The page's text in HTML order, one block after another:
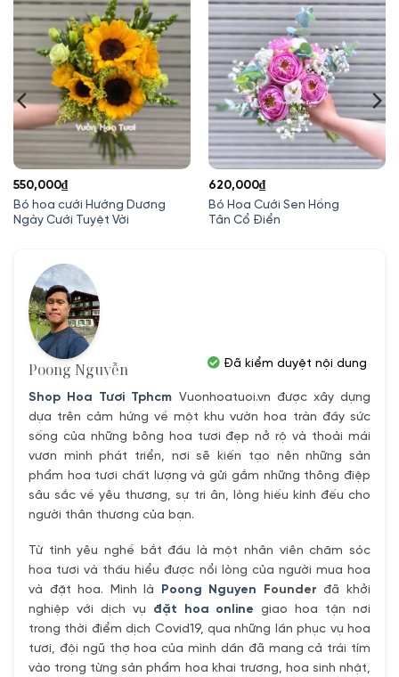
Bó hoa cưới Hướng Dương
Ngày Cưới Tuyệt Vời
550,000₫
Bó Hoa Cưới Sen Hồng
Tân Cổ Điển
620,000₫
Poong Nguyễn
Shop Hoa Tươi Tphcm Vuonhoatuoi.vn được xây dựng
dựa trên cảm hứng về một khu vườn hoa tràn đầy sức
sống của những bông hoa tươi đẹp nở rộ và thoải mái
vươn mình phát triển, nơi sẽ kiến tạo nên những sản
phẩm hoa tươi chất lượng và gửi gắm những thông điệp
sâu sắc về yêu thương, sự tri ân, lòng hiếu kính đếu cho
người thân thương của bạn.
Từ tình yêu nghề bắt đầu là một nhân viên chăm sóc
hoa tươi và thấu hiểu được nổi lòng của người mua hoa
và đặt hoa. Mình là Poong Nguyen Founder đã khởi
nghiệp với dịch vụ đặt hoa online giao hoa tận nơi
trong thời điểm dịch Covid19, qua những lần phục vụ hoa
tươi, đội ngũ thợ hoa của mình dần đã mang cả trái tím
vào trong từng sản phẩm hoa khai trương, hoa sinh nhật,
Đã kiểm duyệt nội dung